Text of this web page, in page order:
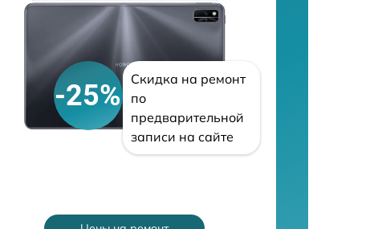
-25%
Скидка на ремонт
по
предварительной
записи на сайте